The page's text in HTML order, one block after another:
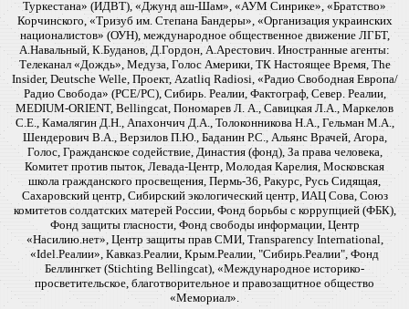
Туркестана» (ИДВТ), «Джунд аш-Шам», «АУМ Синрике», «Братство»
Корчинского, «Тризуб им. Степана Бандеры», «Организация украинских
националистов» (ОУН), международное общественное движение ЛГБТ,
А.Навальный, К.Буданов, Д.Гордон, А.Арестович. Иностранные агенты:
Телеканал «Дождь», Медуза, Голос Америки, ТК Настоящее Время, The
Insider, Deutsche Welle, Проект, Azatliq Radiosi, «Радио Свободная Европа/
Радио Свобода» (PCE/PC), Сибирь. Реалии, Фактограф, Север. Реалии,
MEDIUM-ORIENT, Bellingcat, Пономарев Л. А., Савицкая Л.А., Маркелов
С.Е., Камалягин Д.Н., Апахончич Д.А., Толоконникова Н.А., Гельман М.А.,
Шендерович В.А., Верзилов П.Ю., Баданин Р.С., Альянс Врачей, Агора,
Голос, Гражданское содействие, Династия (фонд), За права человека,
Комитет против пыток, Левада-Центр, Молодая Карелия, Московская
школа гражданского просвещения, Пермь-36, Ракурс, Русь Сидящая,
Сахаровский центр, Сибирский экологический центр, ИАЦ Сова, Союз
комитетов солдатских матерей России, Фонд борьбы с коррупцией (ФБК),
Фонд защиты гласности, Фонд свободы информации, Центр
«Насилию.нет», Центр защиты прав СМИ, Transparency International,
«Idel.Реалии», Кавказ.Реалии, Крым.Реалии, "Сибирь.Реалии", Фонд
Беллингкет (Stichting Bellingcat), «Международное историко-
просветительское, благотворительное и правозащитное общество
«Мемориал».